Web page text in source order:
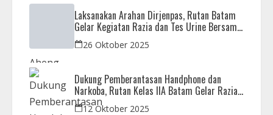
Laksanakan Arahan Dirjenpas, Rutan Batam
Gelar Kegiatan Razia dan Tes Urine Bersama
APH26 Oktober 2025
Dukung Pemberantasan Handphone dan
Narkoba, Rutan Kelas IIA Batam Gelar Razia
Bersama Aparat Penegak Hukum
12 Oktober 2025